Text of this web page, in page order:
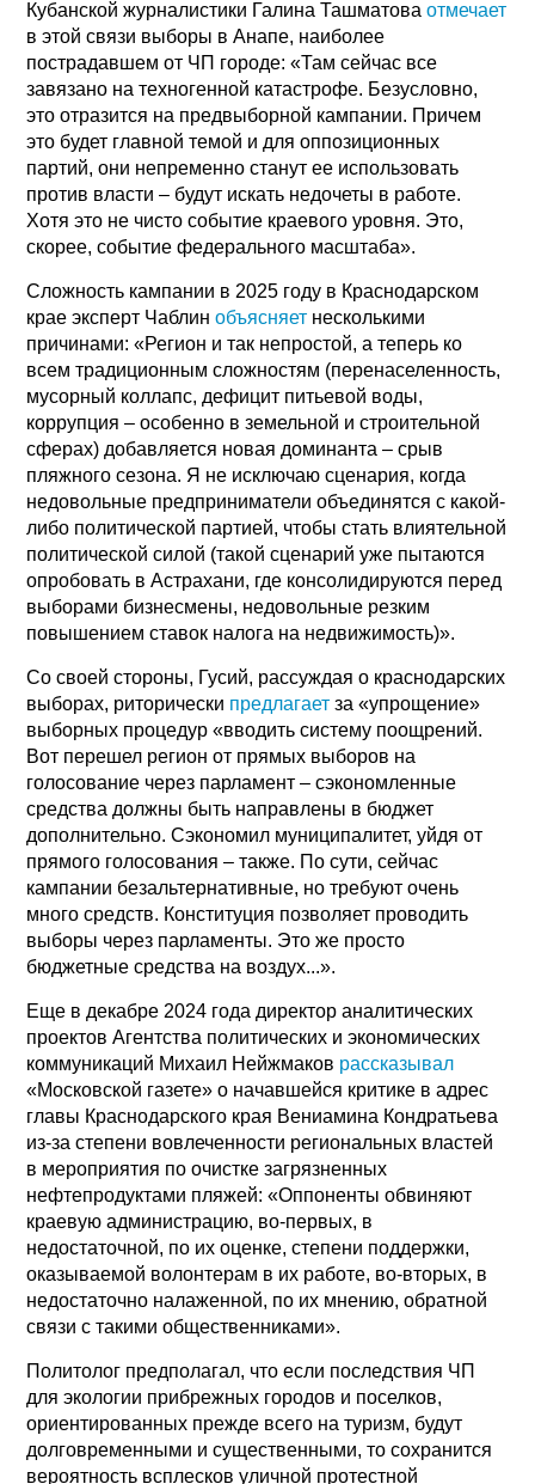
Кубанской журналистики Галина Ташматоваотмечает
в этой связи выборы в Анапе, наиболее
пострадавшем от ЧП городе: «Там сейчас все
завязано на техногенной катастрофе. Безусловно,
это отразится на предвыборной кампании. Причем
это будет главной темой и для оппозиционных
партий, они непременно станут ее использовать
против власти – будут искать недочеты в работе.
Хотя это не чисто событие краевого уровня. Это,
скорее, событие федерального масштаба».
Сложность кампании в 2025 году в Краснодарском
крае эксперт Чаблинобъясняет несколькими
причинами: «Регион и так непростой, а теперь ко
всем традиционным сложностям (перенаселенность,
мусорный коллапс, дефицит питьевой воды,
коррупция – особенно в земельной и строительной
сферах) добавляется новая доминанта – срыв
пляжного сезона. Я не исключаю сценария, когда
недовольные предприниматели объединятся с какой-
либо политической партией, чтобы стать влиятельной
политической силой (такой сценарий уже пытаются
опробовать в Астрахани, где консолидируются перед
выборами бизнесмены, недовольные резким
повышением ставок налога на недвижимость)».
Со своей стороны, Гусий, рассуждая о краснодарских
выборах, риторически предлагает за «упрощение»
выборных процедур «вводить систему поощрений.
Вот перешел регион от прямых выборов на
голосование через парламент – сэкономленные
средства должны быть направлены в бюджет
дополнительно. Сэкономил муниципалитет, уйдя от
прямого голосования – также. По сути, сейчас
кампании безальтернативные, но требуют очень
много средств. Конституция позволяет проводить
выборы через парламенты. Это же просто
бюджетные средства на воздух...».
Еще в декабре 2024 года директор аналитических
проектов Агентства политических и экономических
коммуникаций Михаил Нейжмаков рассказывал
«Московской газете» о начавшейся критике в адрес
главы Краснодарского края Вениамина Кондратьева
из-за степени вовлеченности региональных властей
в мероприятия по очистке загрязненных
нефтепродуктами пляжей: «Оппоненты обвиняют
краевую администрацию, во-первых, в
недостаточной, по их оценке, степени поддержки,
оказываемой волонтерам в их работе, во-вторых, в
недостаточно налаженной, по их мнению, обратной
связи с такими общественниками».
Политолог предполагал, что если последствия ЧП
для экологии прибрежных городов и поселков,
ориентированных прежде всего на туризм, будут
долговременными и существенными, то сохранится
вероятность всплесков уличной протестной